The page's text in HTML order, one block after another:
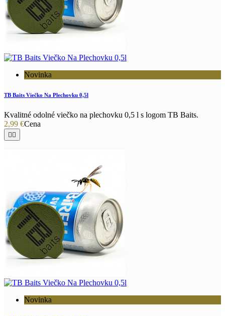
Novinka
TB Baits Viečko Na Plechovku 0,5l
Kvalitné odolné viečko na plechovku 0,5 l s logom TB Baits.
2,99 €Cena
 
Novinka